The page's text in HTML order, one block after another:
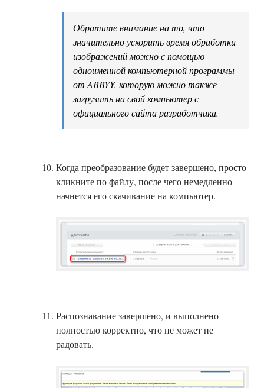
Обратите внимание на то, что
значительно ускорить время обработки
изображений можно с помощью
одноименной компьютерной программы
от ABBYY, которую можно также
загрузить на свой компьютер с
официального сайта разработчика.
Когда преобразование будет завершено, просто
кликните по файлу, после чего немедленно
начнется его скачивание на компьютер.
Распознавание завершено, и выполнено
полностью корректно, что не может не
радовать.